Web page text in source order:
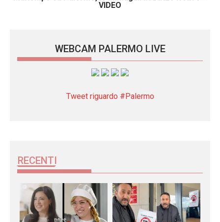
VIDEO
WEBCAM PALERMO LIVE
Tweet riguardo #Palermo
RECENTI